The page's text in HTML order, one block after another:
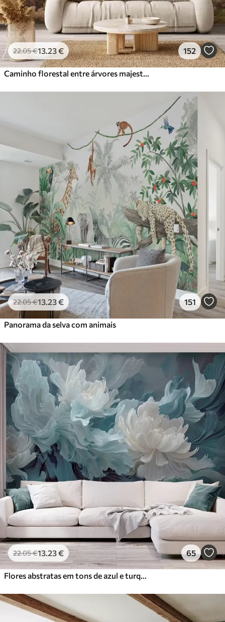
22.05€13 .23€ 152
22.05€13 .23€ 151
Panorama da selva com animais
22.05€13 .23€ 65